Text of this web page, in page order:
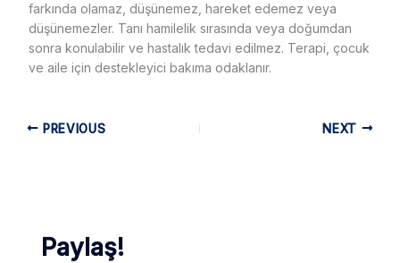
farkında olamaz, düşünemez, hareket edemez veya
düşünemezler. Tanı hamilelik sırasında veya doğumdan
sonra konulabilir ve hastalık tedavi edilmez. Terapi, çocuk
ve aile için destekleyici bakıma odaklanır.
PREVIOUS NEXT
Paylaş!